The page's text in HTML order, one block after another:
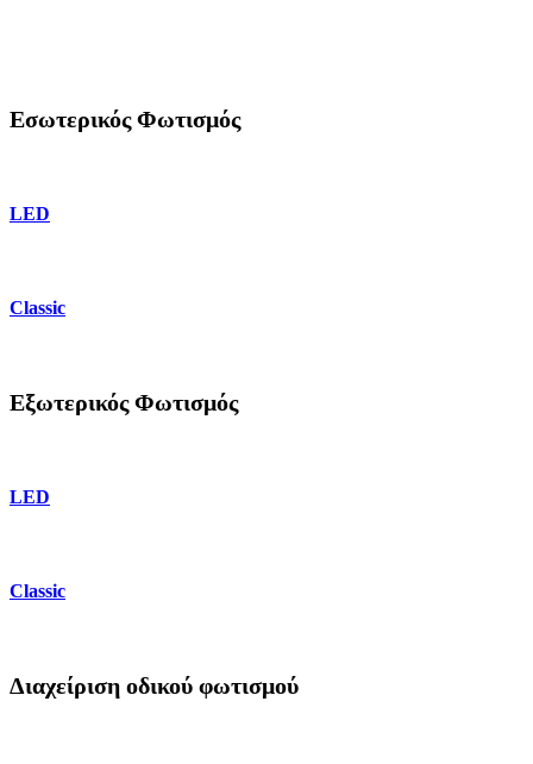
Εσωτερικός Φωτισμός
LED
Classic
Εξωτερικός Φωτισμός
LED
Classic
Διαχείριση οδικού φωτισμού